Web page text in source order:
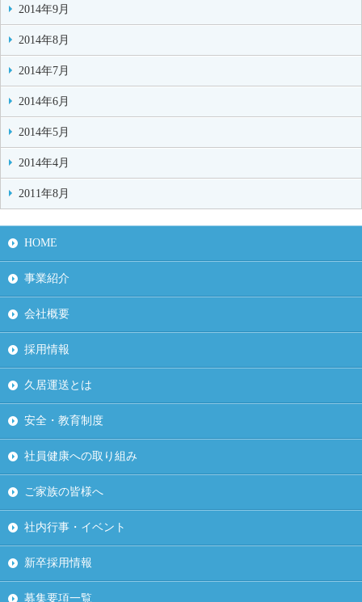
2014年9月
2014年8月
2014年7月
2014年6月
2014年5月
2014年4月
2011年8月
HOME
事業紹介
会社概要
採用情報
久居運送とは
安全・教育制度
社員健康への取り組み
ご家族の皆様へ
社内行事・イベント
新卒採用情報
募集要項一覧